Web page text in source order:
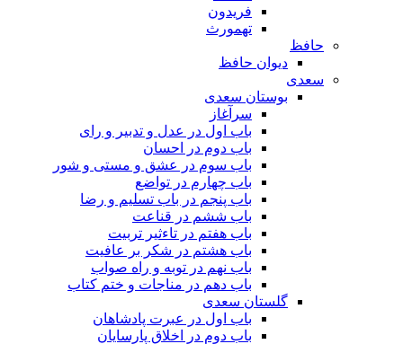
فریدون
تهمورث
حافظ
دیوان حافظ
سعدی
بوستان سعدی
سرآغاز
باب اول در عدل و تدبیر و رای
باب دوم در احسان
باب سوم در عشق و مستی و شور
باب چهارم در تواضع
باب پنجم در باب تسلیم و رضا
باب ششم در قناعت
باب هفتم در تاءثیر تربیت
باب هشتم در شکر بر عافیت
باب نهم در توبه و راه صواب
باب دهم در مناجات و ختم کتاب
گلستان سعدی
باب اول در عبرت پادشاهان
باب دوم در اخلاق پارسایان